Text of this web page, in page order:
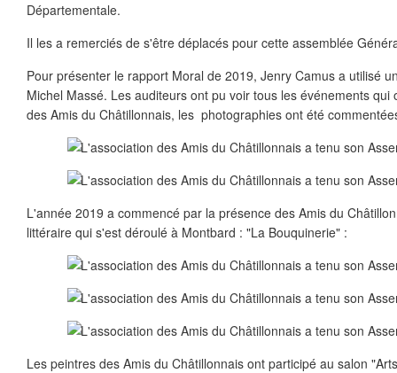
Départementale.
Il les a remerciés de s'être déplacés pour cette assemblée
Pour présenter le rapport Moral de 2019, Jenry Camus a utilisé
Michel Massé. Les auditeurs ont pu voir tous les événements
des Amis du Châtillonnais, les photographies ont été
L'année 2019 a commencé par la présence des Amis du
littéraire qui s'est déroulé à Montbard : "La Bouquinerie" :
Les peintres des Amis du Châtillonnais ont participé au salon